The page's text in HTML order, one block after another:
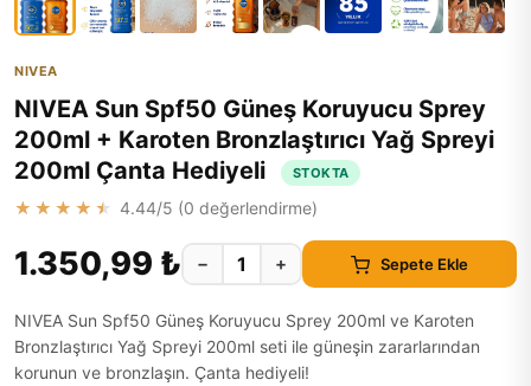
NIVEA
NIVEA Sun Spf50 Güneş Koruyucu Sprey
200ml + Karoten Bronzlaştırıcı Yağ Spreyi
200ml Çanta Hediyeli
STOKTA
★★★★★ 4.44/5 (0 değerlendirme)
1.350,99 ₺ − + Sepete Ekle
NIVEA Sun Spf50 Güneş Koruyucu Sprey 200ml ve Karoten
Bronzlaştırıcı Yağ Spreyi 200ml seti ile güneşin zararlarından
korunun ve bronzlaşın. Çanta hediyeli!